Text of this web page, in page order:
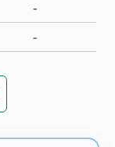
-
-